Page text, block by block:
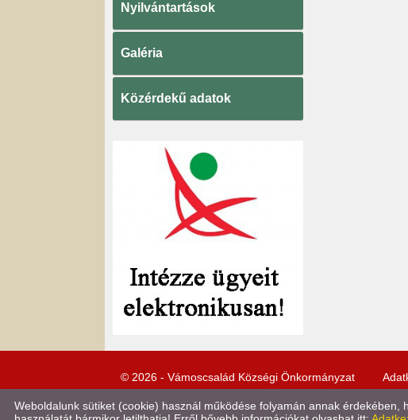
Nyilvántartások
Galéria
Közérdekű adatok
© 2026 - Vámoscsalád Községi Önkormányzat
Weboldalunk sütiket (cookie) használ működése folyamán annak